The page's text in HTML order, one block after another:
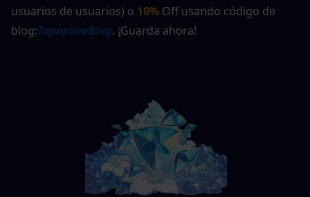
usuarios de usuarios) o 10% Off usando código de
blog:TopupliveBlog. ¡Guarda ahora!